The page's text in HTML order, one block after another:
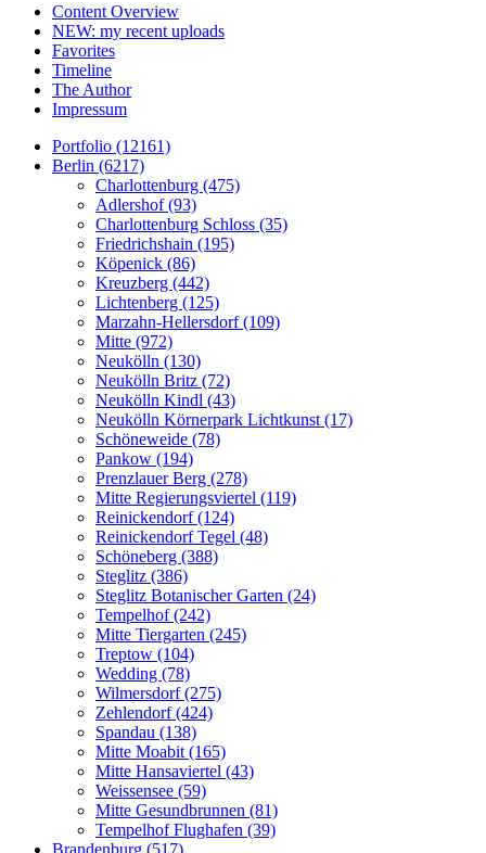
Content Overview
NEW: my recent uploads
Favorites
Timeline
The Author
Impressum
Portfolio (12161)
Berlin (6217)
Charlottenburg (475)
Adlershof (93)
Charlottenburg Schloss (35)
Friedrichshain (195)
Köpenick (86)
Kreuzberg (442)
Lichtenberg (125)
Marzahn-Hellersdorf (109)
Mitte (972)
Neukölln (130)
Neukölln Britz (72)
Neukölln Kindl (43)
Neukölln Körnerpark Lichtkunst (17)
Schöneweide (78)
Pankow (194)
Prenzlauer Berg (278)
Mitte Regierungsviertel (119)
Reinickendorf (124)
Reinickendorf Tegel (48)
Schöneberg (388)
Steglitz (386)
Steglitz Botanischer Garten (24)
Tempelhof (242)
Mitte Tiergarten (245)
Treptow (104)
Wedding (78)
Wilmersdorf (275)
Zehlendorf (424)
Spandau (138)
Mitte Moabit (165)
Mitte Hansaviertel (43)
Weissensee (59)
Mitte Gesundbrunnen (81)
Tempelhof Flughafen (39)
Brandenburg (517)